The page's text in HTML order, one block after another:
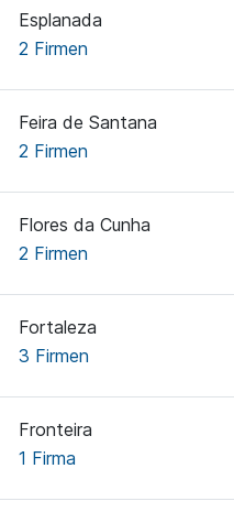
Esplanada
2 Firmen
Feira de Santana
2 Firmen
Flores da Cunha
2 Firmen
Fortaleza
3 Firmen
Fronteira
1 Firma